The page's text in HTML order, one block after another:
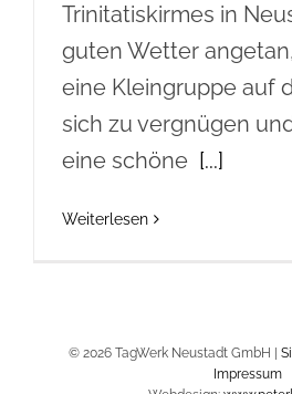
Trinitatiskirmes in
guten Wetter
eine Kleingruppe auf
sich zu vergnügen
eine schöne [...]
Weiterlesen
© 2026 TagWerk Neustadt GmbH |
Impressum